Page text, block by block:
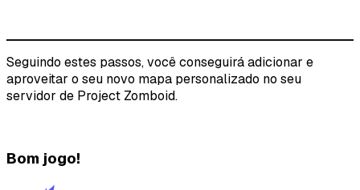
Seguindo estes passos, você conseguirá adicionar e
aproveitar o seu novo mapa personalizado no seu
servidor de Project Zomboid.
Bom jogo!